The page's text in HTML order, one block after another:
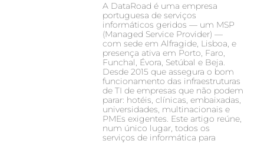
A DataRoad é uma empresa
portuguesa de serviços
informáticos geridos — um MSP
(Managed Service Provider) —
com sede em Alfragide, Lisboa, e
presença ativa em Porto, Faro,
Funchal, Évora, Setúbal e Beja.
Desde 2015 que assegura o bom
funcionamento das infraestruturas
de TI de empresas que não podem
parar: hotéis, clínicas, embaixadas,
universidades, multinacionais e
PMEs exigentes. Este artigo reúne,
num único lugar, todos os
serviços de informática para